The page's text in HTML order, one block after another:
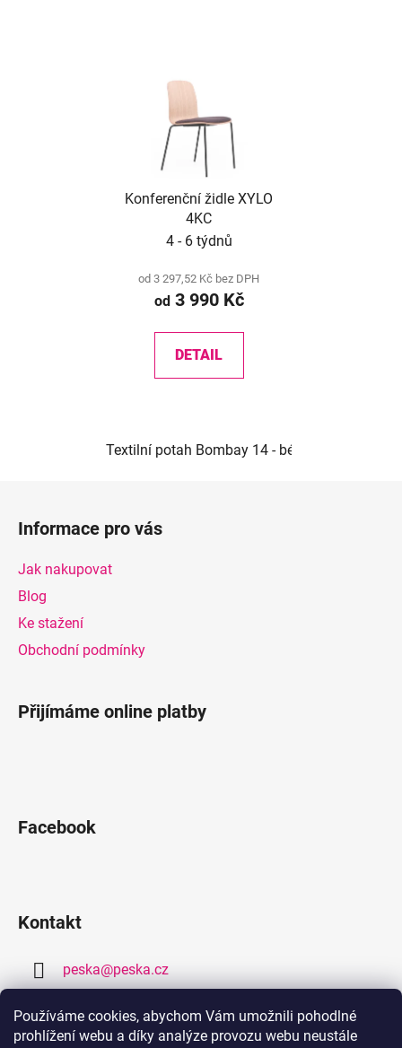
Používáme cookies, abychom Vám umožnili pohodlné
prohlížení webu a díky analýze provozu webu neustále
Konferenční židle XYLO
4KC
4 - 6 týdnů
od 3 297,52 Kč bez DPH
od3 990 Kč
DETAIL
Textilní potah Bombay 14 - béžová
Informace pro vás
Jak nakupovat
Blog
Ke stažení
Obchodní podmínky
Přijímáme online platby
Facebook
Kontakt
peska@peska.cz
377 259 632